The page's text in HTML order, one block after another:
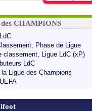
CHAMPIONS
Phase de Ligue
classement, Ligue LdC (xP)
LdC
Ligue des Champions